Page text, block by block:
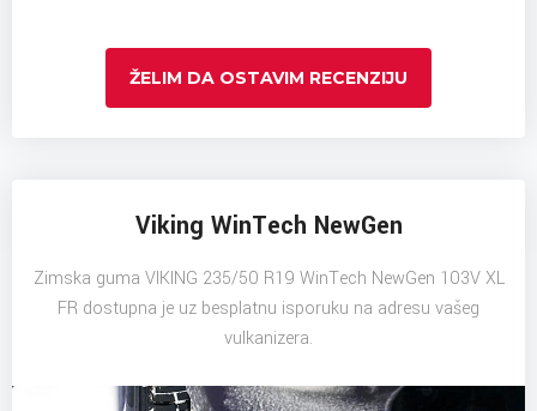
ŽELIM DA OSTAVIM RECENZIJU
Viking WinTech NewGen
Zimska guma VIKING 235/50 R19 WinTech NewGen 103V XL
FR dostupna je uz besplatnu isporuku na adresu vašeg
vulkanizera.